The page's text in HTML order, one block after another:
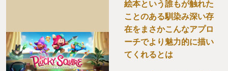
絵本という誰もが触れた
ことのある馴染み深い存
在をまさかこんなアプロ
ーチでより魅力的に描い
てくれるとは